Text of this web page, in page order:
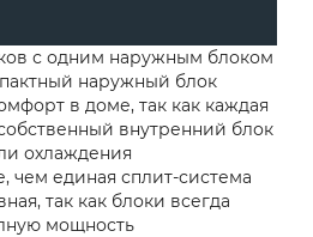
с одним наружным блоком
наружный блок
в доме, так как каждая
внутренний блок
охлаждения
чем единая сплит-система
так как блоки всегда
мощность